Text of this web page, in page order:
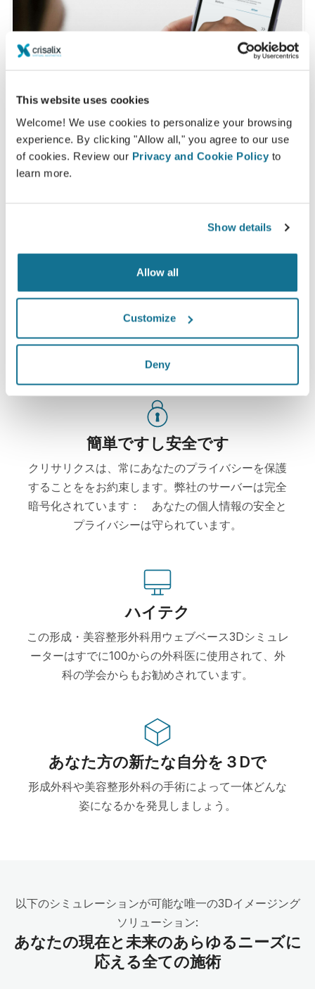
This website uses cookies
Welcome! We use cookies to personalize your browsing
experience. By clicking "Allow all," you agree to our use
of cookies. Review our Privacy and Cookie Policy to
learn more.
Show details
Allow all
Customize
Deny
て、家族や友人、その他意見を聞いてみたい人達とシェア
することもできるようになります。
新たなあなたをご覧ください！
簡単ですし安全です
クリサリクスは、常にあなたのプライバシーを保護
することををお約束します。弊社のサーバーは完全
暗号化されています： あなたの個人情報の安全と
プライバシーは守られています。
ハイテク
この形成・美容整形外科用ウェブベース3Dシミュレ
ーターはすでに100からの外科医に使用されて、外
科の学会からもお勧めされています。
あなた方の新たな自分を３Dで
形成外科や美容整形外科の手術によって一体どんな
姿になるかを発見しましょう。
以下のシミュレーションが可能な唯一の3Dイメージング
ソリューション:
あなたの現在と未来のあらゆるニーズに
応える全ての施術